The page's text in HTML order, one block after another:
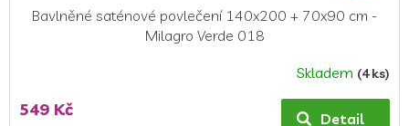
Bavlněné saténové povlečení 140x200 + 70x90 cm -
Milagro Verde 018
Skladem (4 ks)
549 Kč Detail